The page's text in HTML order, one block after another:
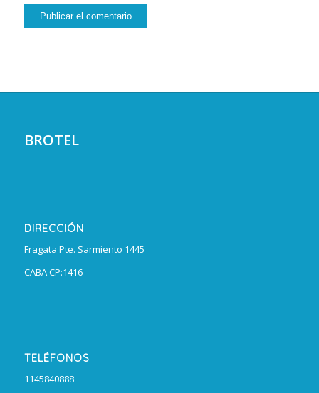
BROTEL
DIRECCIÓN
Fragata Pte. Sarmiento 1445
CABA CP:1416
TELÉFONOS
1145840888